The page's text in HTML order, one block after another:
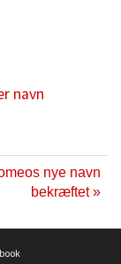
navn
nye navn
bekræftet »